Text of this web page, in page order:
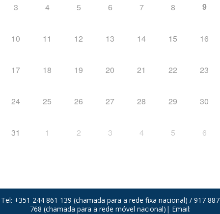
3 4 5 6 7 8 9
10 11 12 13 14 15 16
17 18 19 20 21 22 23
24 25 26 27 28 29 30
31 1 2 3 4 5 6
Tel: +351 244 861 139 (chamada para a rede fixa nacional) / 917 887
768 (chamada para a rede móvel nacional)| Email: